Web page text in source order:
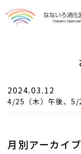
内視鏡
2024.03.12
4/25（木）午後、5/
月別アーカイブ